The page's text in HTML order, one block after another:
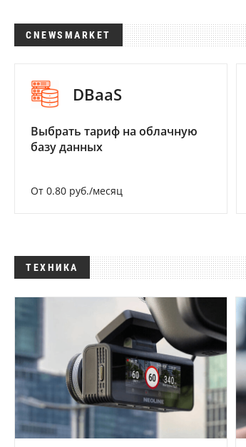
CNEWSMARKET
DBaaS
Выбрать тариф на облачную
базу данных
От 0.80 руб./месяц
ТЕХНИКА